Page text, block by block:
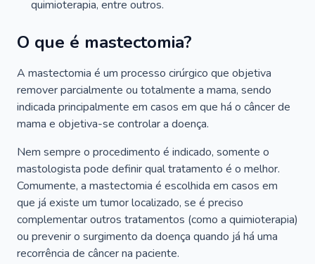
quimioterapia, entre outros.
O que é mastectomia?
A mastectomia é um processo cirúrgico que objetiva
remover parcialmente ou totalmente a mama, sendo
indicada principalmente em casos em que há o câncer de
mama e objetiva-se controlar a doença.
Nem sempre o procedimento é indicado, somente o
mastologista pode definir qual tratamento é o melhor.
Comumente, a mastectomia é escolhida em casos em
que já existe um tumor localizado, se é preciso
complementar outros tratamentos (como a quimioterapia)
ou prevenir o surgimento da doença quando já há uma
recorrência de câncer na paciente.